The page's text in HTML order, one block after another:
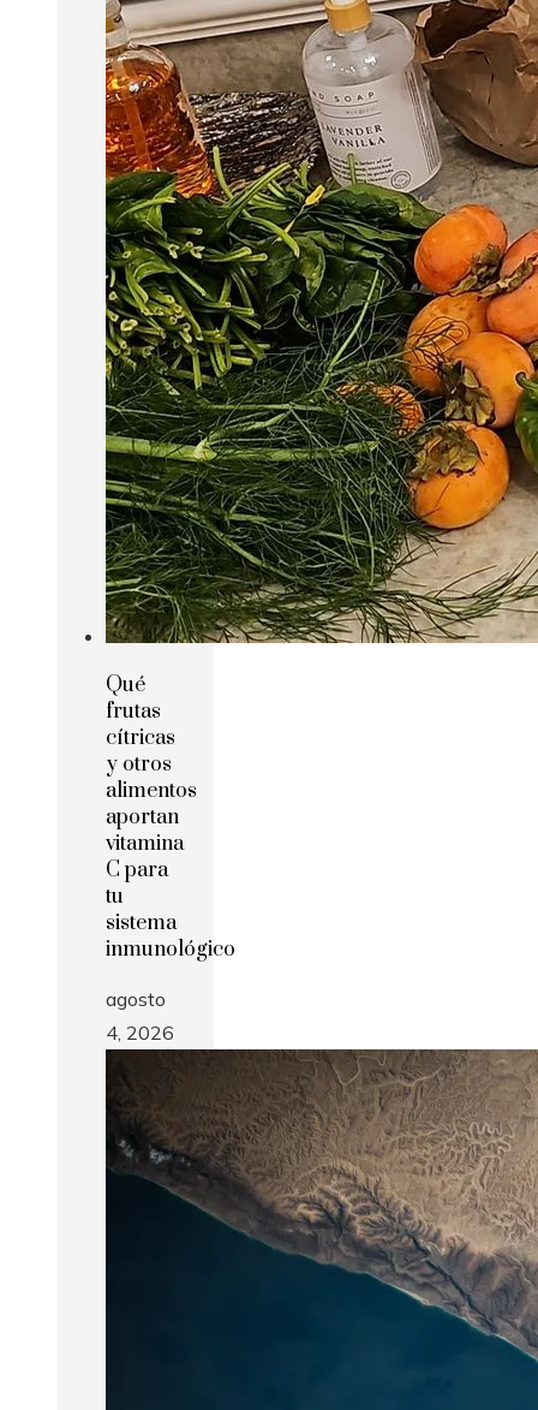
Qué
frutas
cítricas
y otros
alimentos
aportan
vitamina
C para
tu
sistema
inmunológico
agosto
4, 2026